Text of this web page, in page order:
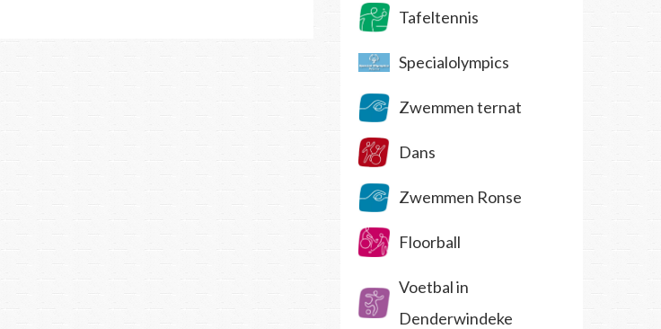
Tafeltennis
Specialolympics
Zwemmen ternat
Dans
Zwemmen Ronse
Floorball
Voetbal in
Denderwindeke